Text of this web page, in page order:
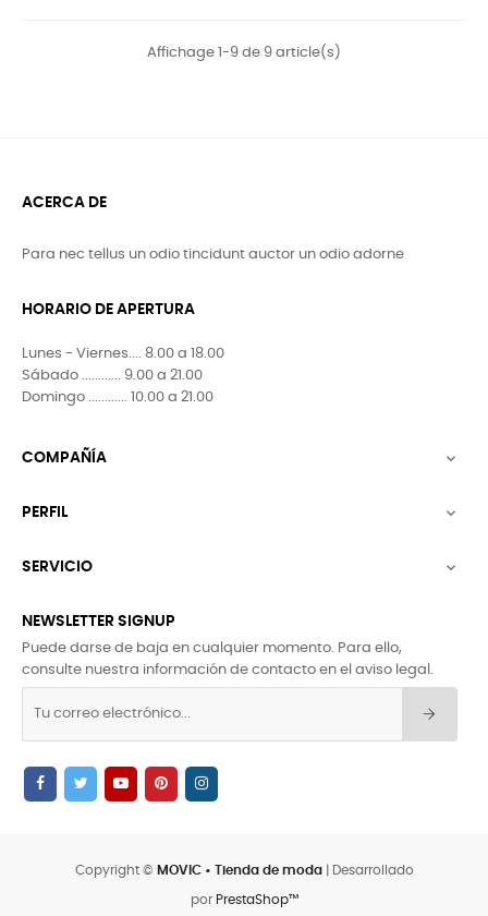
Affichage 1-9 de 9 article(s)
ACERCA DE
Para nec tellus un odio tincidunt auctor un odio adorne
HORARIO DE APERTURA
Lunes - Viernes.... 8.00 a 18.00
Sábado ............ 9.00 a 21.00
Domingo ............ 10.00 a 21.00
COMPAÑÍA 
PERFIL 
SERVICIO 
NEWSLETTER SIGNUP
Puede darse de baja en cualquier momento. Para ello,
consulte nuestra información de contacto en el aviso legal.
Copyright © MOVIC • Tienda de moda| Desarrollado
por PrestaShop™